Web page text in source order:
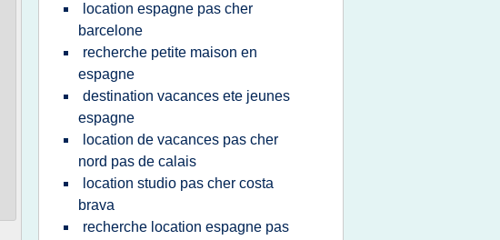
location espagne pas cher
barcelone
recherche petite maison en
espagne
destination vacances ete jeunes
espagne
location de vacances pas cher
nord pas de calais
location studio pas cher costa
brava
recherche location espagne pas